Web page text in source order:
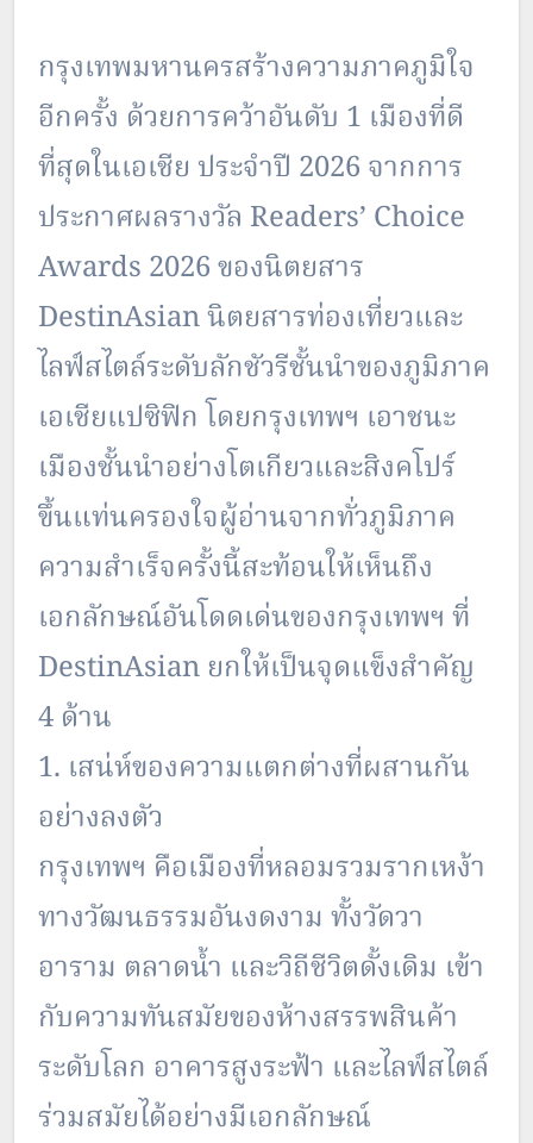
กรุงเทพมหานครสร้างความภาคภูมิใจ
อีกครั้ง ด้วยการคว้าอันดับ 1 เมืองที่ดี
ที่สุดในเอเชีย ประจำปี 2026 จากการ
ประกาศผลรางวัล Readers’ Choice
Awards 2026 ของนิตยสาร
DestinAsian นิตยสารท่องเที่ยวและ
ไลฟ์สไตล์ระดับลักชัวรีชั้นนำของภูมิภาค
เอเชียแปซิฟิก โดยกรุงเทพฯ เอาชนะ
เมืองชั้นนำอย่างโตเกียวและสิงคโปร์
ขึ้นแท่นครองใจผู้อ่านจากทั่วภูมิภาค
ความสำเร็จครั้งนี้สะท้อนให้เห็นถึง
เอกลักษณ์อันโดดเด่นของกรุงเทพฯ ที่
DestinAsian ยกให้เป็นจุดแข็งสำคัญ
4 ด้าน
1. เสน่ห์ของความแตกต่างที่ผสานกัน
อย่างลงตัว
กรุงเทพฯ คือเมืองที่หลอมรวมรากเหง้า
ทางวัฒนธรรมอันงดงาม ทั้งวัดวา
อาราม ตลาดน้ำ และวิถีชีวิตดั้งเดิม เข้า
กับความทันสมัยของห้างสรรพสินค้า
ระดับโลก อาคารสูงระฟ้า และไลฟ์สไตล์
ร่วมสมัยได้อย่างมีเอกลักษณ์